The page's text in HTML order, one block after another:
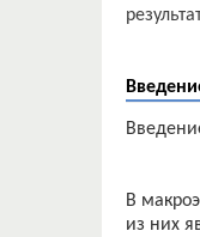
В
из них